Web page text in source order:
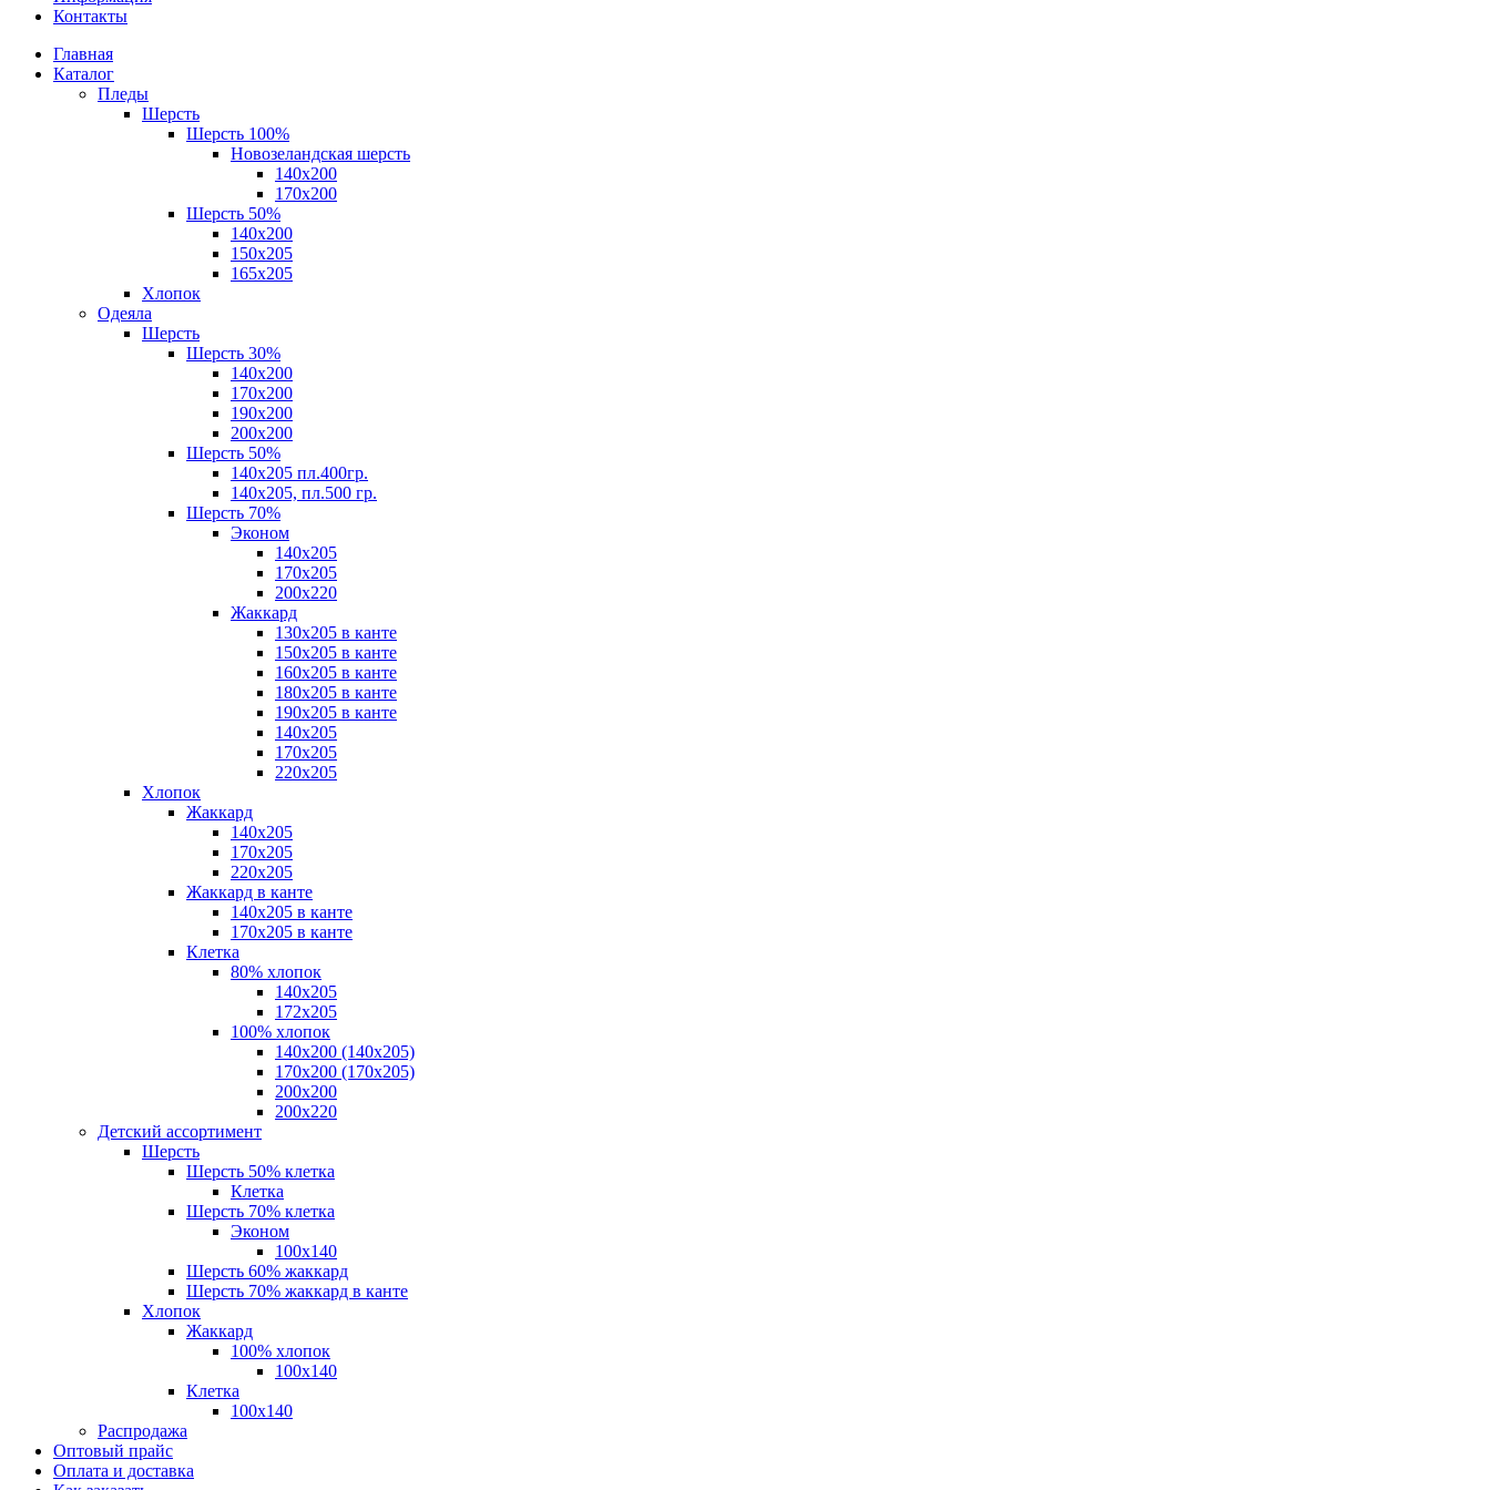
Контакты
Главная
Каталог
Пледы
Шерсть
Шерсть 100%
Новозеландская шерсть
140х200
170x200
Шерсть 50%
140x200
150х205
165х205
Хлопок
Одеяла
Шерсть
Шерсть 30%
140х200
170х200
190х200
200х200
Шерсть 50%
140х205 пл.400гр.
140х205, пл.500 гр.
Шерсть 70%
Эконом
140х205
170х205
200х220
Жаккард
130х205 в канте
150х205 в канте
160х205 в канте
180х205 в канте
190х205 в канте
140х205
170х205
220х205
Хлопок
Жаккард
140x205
170х205
220х205
Жаккард в канте
140х205 в канте
170х205 в канте
Клетка
80% хлопок
140x205
172х205
100% хлопок
140x200 (140х205)
170x200 (170х205)
200х200
200х220
Детский ассортимент
Шерсть
Шерсть 50% клетка
Клетка
Шерсть 70% клетка
Эконом
100x140
Шерсть 60% жаккард
Шерсть 70% жаккард в канте
Хлопок
Жаккард
100% хлопок
100x140
Клетка
100х140
Распродажа
Оптовый прайс
Оплата и доставка